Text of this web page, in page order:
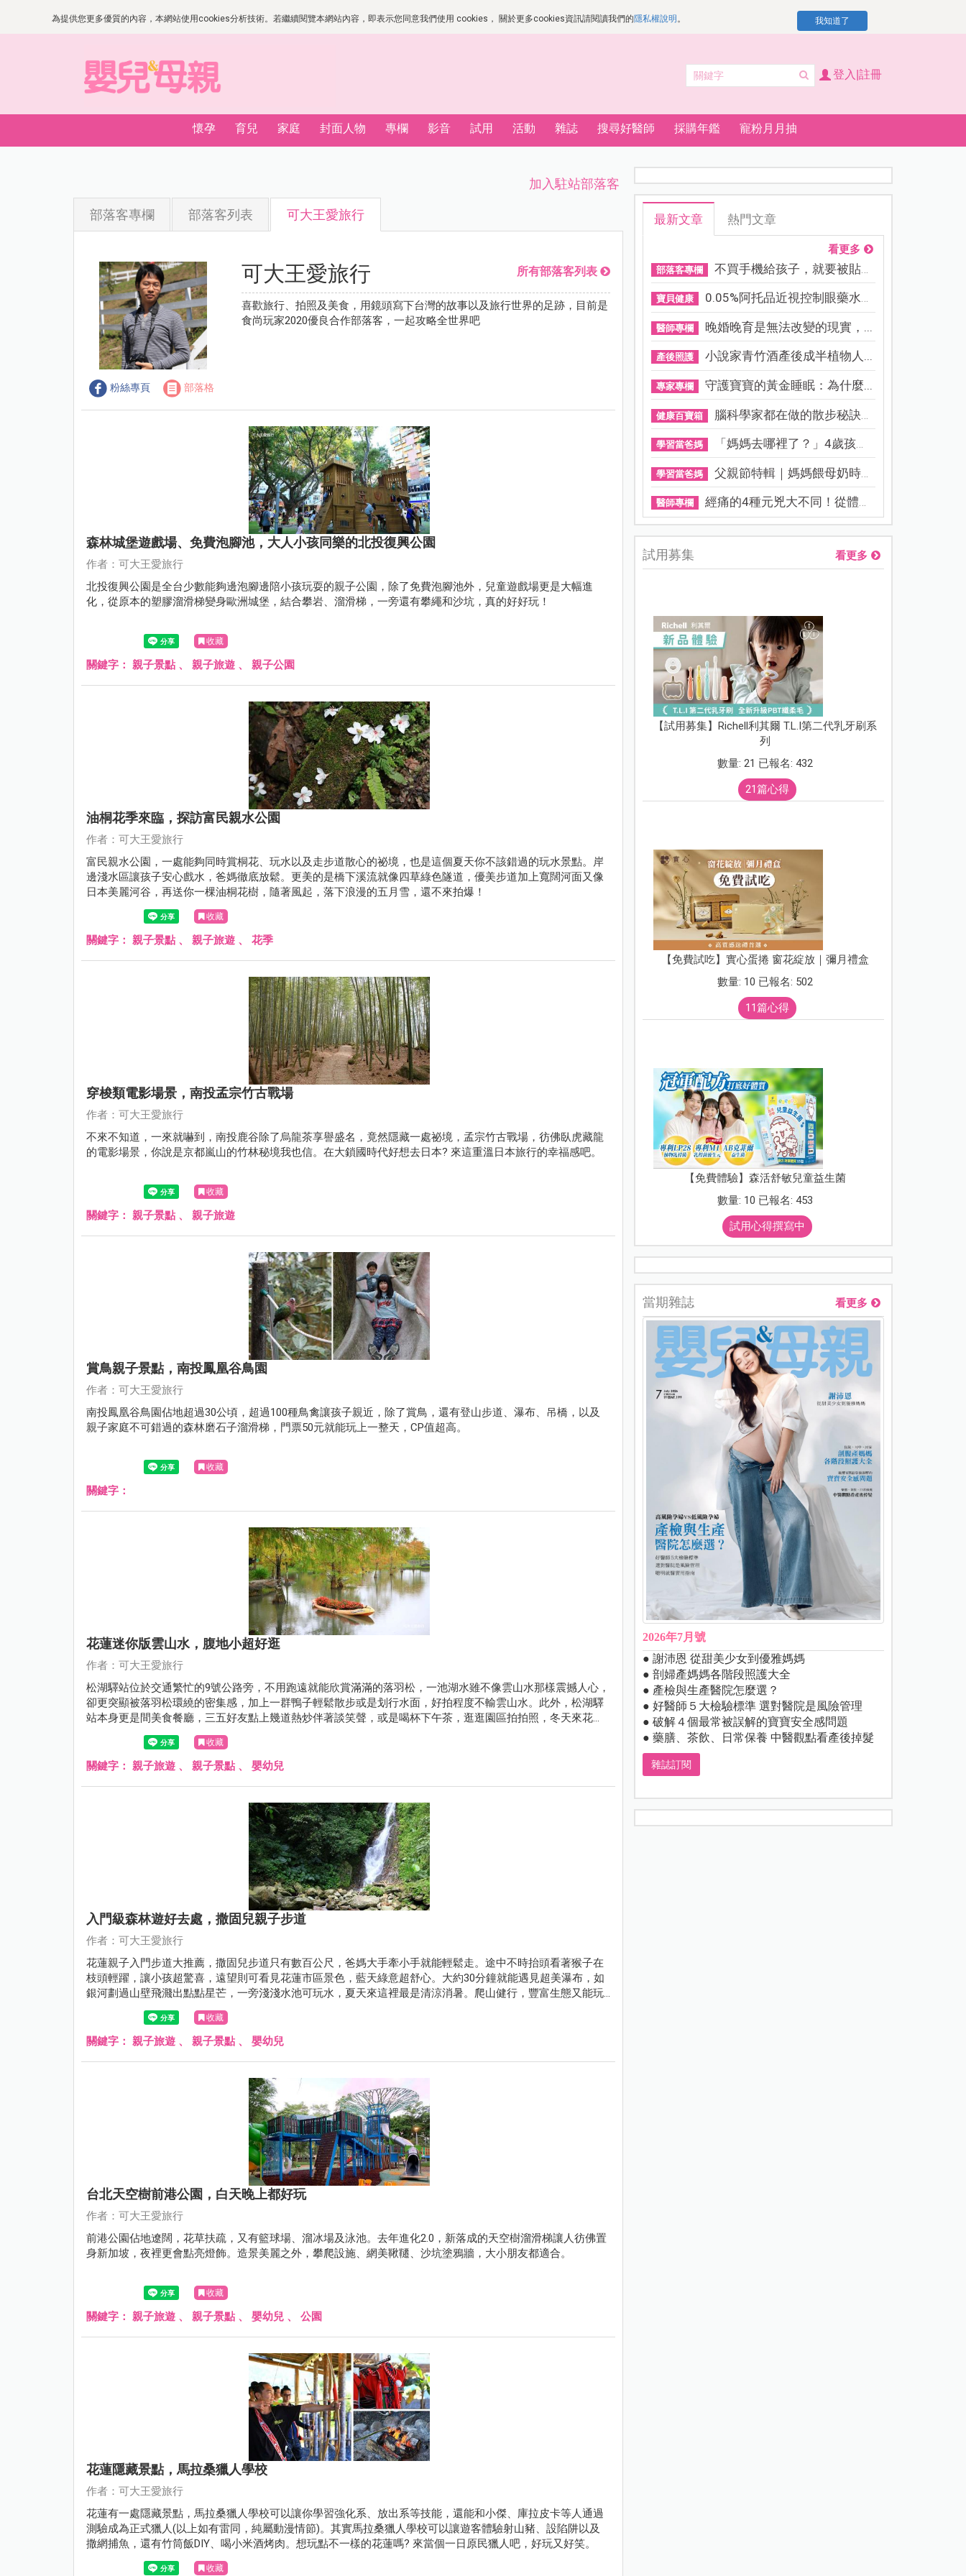
為提供您更多優質的內容，本網站使用cookies分析技術。若繼續閱覽本網站內容，即表示您同意我們使用 cookies， 關於更多cookies資訊請閱讀我們的隱私權說明 。 我知道了
登入|註冊
懷孕 育兒 家庭 封面人物 專欄 影音 試用 活動 雜誌 搜尋好醫師 採購年鑑 寵粉月月抽
加入駐站部落客
部落客專欄 部落客列表 可大王愛旅行
粉絲專頁 部落格
可大王愛旅行 所有部落客列表
喜歡旅行、拍照及美食，用鏡頭寫下台灣的故事以及旅行世界的足跡，目前是
食尚玩家2020優良合作部落客，一起攻略全世界吧
森林城堡遊戲場、免費泡腳池，大人小孩同樂的北投復興公園
作者：可大王愛旅行
北投復興公園是全台少數能夠邊泡腳邊陪小孩玩耍的親子公園，除了免費泡腳池外，兒童遊戲場更是大幅進
化，從原本的塑膠溜滑梯變身歐洲城堡，結合攀岩、溜滑梯，一旁還有攀繩和沙坑，真的好好玩！
收藏
關鍵字： 親子景點 、 親子旅遊 、 親子公園
油桐花季來臨，探訪富民親水公園
作者：可大王愛旅行
富民親水公園，一處能夠同時賞桐花、玩水以及走步道散心的祕境，也是這個夏天你不該錯過的玩水景點。岸
邊淺水區讓孩子安心戲水，爸媽徹底放鬆。更美的是橋下溪流就像四草綠色隧道，優美步道加上寬闊河面又像
日本美麗河谷，再送你一棵油桐花樹，隨著風起，落下浪漫的五月雪，還不來拍爆！
收藏
關鍵字： 親子景點 、 親子旅遊 、 花季
穿梭類電影場景，南投孟宗竹古戰場
作者：可大王愛旅行
不來不知道，一來就嚇到，南投鹿谷除了烏龍茶享譽盛名，竟然隱藏一處祕境，孟宗竹古戰場，彷佛臥虎藏龍
的電影場景，你說是京都嵐山的竹林秘境我也信。在大鎖國時代好想去日本? 來這重溫日本旅行的幸福感吧。
收藏
關鍵字： 親子景點 、 親子旅遊
賞鳥親子景點，南投鳳凰谷鳥園
作者：可大王愛旅行
南投鳳凰谷鳥園佔地超過30公頃，超過100種鳥禽讓孩子親近，除了賞鳥，還有登山步道、瀑布、吊橋，以及
親子家庭不可錯過的森林磨石子溜滑梯，門票50元就能玩上一整天，CP值超高。
收藏
關鍵字：
花蓮迷你版雲山水，腹地小超好逛
作者：可大王愛旅行
松湖驛站位於交通繁忙的9號公路旁，不用跑遠就能欣賞滿滿的落羽松，一池湖水雖不像雲山水那樣震撼人心，
卻更突顯被落羽松環繞的密集感，加上一群鴨子輕鬆散步或是划行水面，好拍程度不輸雲山水。此外，松湖驛
站本身更是間美食餐廳，三五好友點上幾道熱炒伴著談笑聲，或是喝杯下午茶，逛逛園區拍拍照，冬天來花
蓮，行程千萬不要少了它。
收藏
關鍵字： 親子旅遊 、 親子景點 、 嬰幼兒
入門級森林遊好去處，撒固兒親子步道
作者：可大王愛旅行
花蓮親子入門步道大推薦，撒固兒步道只有數百公尺，爸媽大手牽小手就能輕鬆走。途中不時抬頭看著猴子在
枝頭輕躍，讓小孩超驚喜，遠望則可看見花蓮市區景色，藍天綠意超舒心。大約30分鐘就能遇見超美瀑布，如
銀河劃過山壁飛濺出點點星芒，一旁淺淺水池可玩水，夏天來這裡最是清涼消暑。爬山健行，豐富生態又能玩
水，親子家庭就來這裡鍛鍊水之呼吸吧。
收藏
關鍵字： 親子旅遊 、 親子景點 、 嬰幼兒
台北天空樹前港公園，白天晚上都好玩
作者：可大王愛旅行
前港公園佔地遼闊，花草扶疏，又有籃球場、溜冰場及泳池。去年進化2.0，新落成的天空樹溜滑梯讓人彷佛置
身新加坡，夜裡更會點亮燈飾。造景美麗之外，攀爬設施、網美鞦韆、沙坑塗鴉牆，大小朋友都適合。
收藏
關鍵字： 親子旅遊 、 親子景點 、 嬰幼兒 、 公園
花蓮隱藏景點，馬拉桑獵人學校
作者：可大王愛旅行
花蓮有一處隱藏景點，馬拉桑獵人學校可以讓你學習強化系、放出系等技能，還能和小傑、庫拉皮卡等人通過
測驗成為正式獵人(以上如有雷同，純屬動漫情節)。其實馬拉桑獵人學校可以讓遊客體驗射山豬、設陷阱以及
撒網捕魚，還有竹筒飯DIY、喝小米酒烤肉。想玩點不一樣的花蓮嗎? 來當個一日原民獵人吧，好玩又好笑。
收藏
最新文章 熱門文章
看更多
部落客專欄 不買手機給孩子，就要被貼「...
寶貝健康 0.05%阿托品近視控制眼藥水納...
醫師專欄 晚婚晚育是無法改變的現實，...
產後照護 小說家青竹酒產後成半植物人...
專家專欄 守護寶寶的黃金睡眠：為什麼...
健康百寶箱 腦科學家都在做的散步秘訣！...
學習當爸媽 「媽媽去哪裡了？」4歲孩子還...
學習當爸媽 父親節特輯｜媽媽餵母奶時，...
醫師專欄 經痛的4種元兇大不同！從體質...
試用募集 看更多
【試用募集】Richell利其爾 T.L.I第二代乳牙刷系
列
數量: 21 已報名: 432
21篇心得
【免費試吃】實心蛋捲 窗花綻放｜彌月禮盒
數量: 10 已報名: 502
11篇心得
【免費體驗】森活舒敏兒童益生菌
數量: 10 已報名: 453
試用心得撰寫中
當期雜誌 看更多
2026年7月號
● 謝沛恩 從甜美少女到優雅媽媽
● 剖婦產媽媽各階段照護大全
● 產檢與生產醫院怎麼選？
● 好醫師５大檢驗標準 選對醫院是風險管理
● 破解４個最常被誤解的寶寶安全感問題
● 藥膳、茶飲、日常保養 中醫觀點看產後掉髮
雜誌訂閱